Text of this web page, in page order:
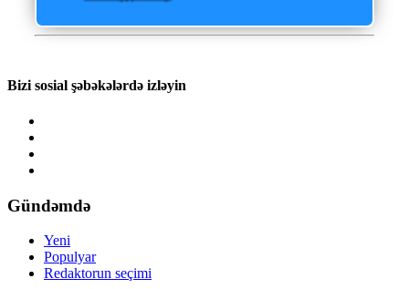
Bizi sosial şəbəkələrdə izləyin
Gündəmdə
Yeni
Populyar
Redaktorun seçimi